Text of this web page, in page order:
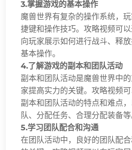
3.掌握游戏的基本操作
魔兽世界有复杂的操作系统，
捷键和操作技巧。攻略视频可以
向玩家展示如何进行战斗、释
基本操作。
4.了解游戏的副本和团队活动
副本和团队活动是魔兽世界中
家提高实力的关键。攻略视频
副本和团队活动的特点和难点
队、分配任务、合理分配装备等
5.学习团队配合和沟通
在团队活动中，良好的团队配